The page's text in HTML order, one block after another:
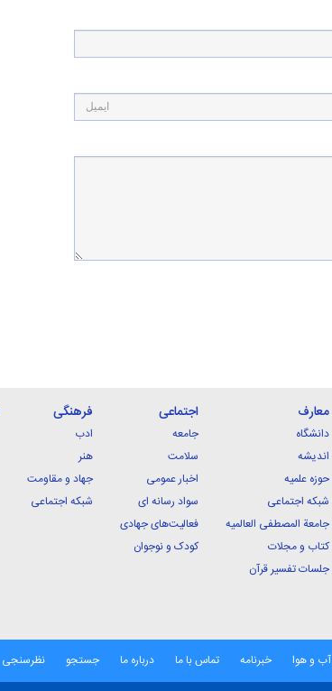
معارف
دانشگاه
اندیشه
حوزه علمیه
شبکه اجتماعی
جامعة المصطفی العالمیه
کتاب و مجلات
جلسات تفسیر قرآن
اجتماعی
جامعه
سلامت
اخبار عمومی
سواد رسانه ای
فعالیت‌های جهادی
کودک و نوجوان
فرهنگی
ادب
هنر
جهاد و مقاومت
شبکه اجتماعی
آب و هوا خبرنامه تماس با ما درباره ما جستجو نظرسنجی